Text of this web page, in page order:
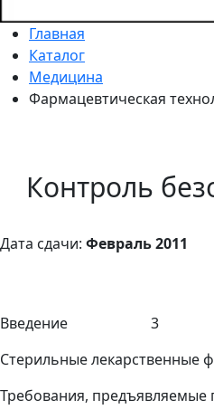
Главная
Каталог
Медицина
Фармацевтическая
Контроль
Дата сдачи: Февраль 2011
Введение 3
Стерильные
Требования,